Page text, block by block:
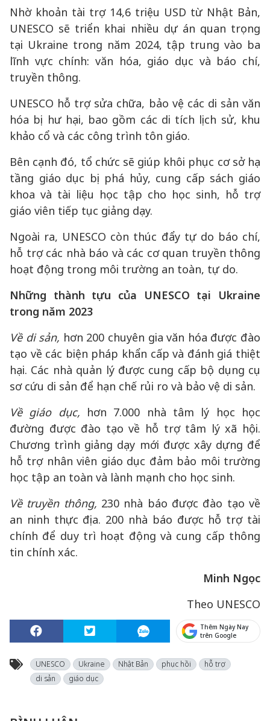
Nhờ khoản tài trợ 14,6 triệu USD từ Nhật Bản,
UNESCO sẽ triển khai nhiều dự án quan trọng
tại Ukraine trong năm 2024, tập trung vào ba
lĩnh vực chính: văn hóa, giáo dục và báo chí,
truyền thông.
UNESCO hỗ trợ sửa chữa, bảo vệ các di sản văn
hóa bị hư hại, bao gồm các di tích lịch sử, khu
khảo cổ và các công trình tôn giáo.
Bên cạnh đó, tổ chức sẽ giúp khôi phục cơ sở hạ
tầng giáo dục bị phá hủy, cung cấp sách giáo
khoa và tài liệu học tập cho học sinh, hỗ trợ
giáo viên tiếp tục giảng dạy.
Ngoài ra, UNESCO còn thúc đẩy tự do báo chí,
hỗ trợ các nhà báo và các cơ quan truyền thông
hoạt động trong môi trường an toàn, tự do.
Những thành tựu của UNESCO tại Ukraine
trong năm 2023
Về di sản, hơn 200 chuyên gia văn hóa được đào
tạo về các biện pháp khẩn cấp và đánh giá thiệt
hại. Các nhà quản lý được cung cấp bộ dụng cụ
sơ cứu di sản để hạn chế rủi ro và bảo vệ di sản.
Về giáo dục, hơn 7.000 nhà tâm lý học học
đường được đào tạo về hỗ trợ tâm lý xã hội.
Chương trình giảng dạy mới được xây dựng để
hỗ trợ nhân viên giáo dục đảm bảo môi trường
học tập an toàn và lành mạnh cho học sinh.
Về truyền thông, 230 nhà báo được đào tạo về
an ninh thực địa. 200 nhà báo được hỗ trợ tài
chính để duy trì hoạt động và cung cấp thông
tin chính xác.
Minh Ngọc
Theo UNESCO
Thêm Ngày Nay
trên Google
UNESCO Ukraine Nhật Bản phục hồi
hỗ trợ
di sản
giáo dục